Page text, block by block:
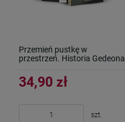
Przemień pustkę w
przestrzeń. Historia Gedeona
34,90 zł
szt.